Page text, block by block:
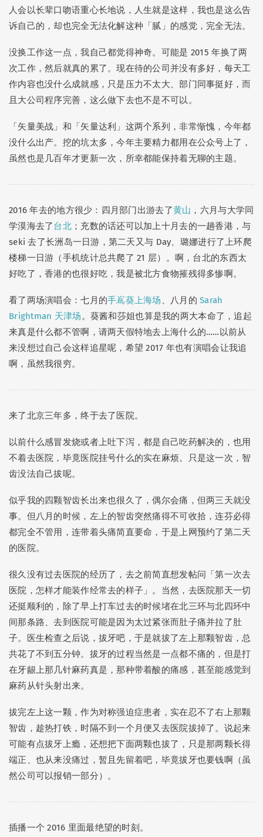
人会以长辈口吻语重心长地说，人生就是这样，我也是这么告
诉自己的，却也完全无法化解这种「腻」的感觉，完全无法。
没换工作这一点，我自己都觉得神奇。可能是 2015 年换了两
次工作，然后就真的累了。现在待的公司并没有多好，每天工
作内容也没什么成就感，只是压力不太大、部门同事挺好，而
且大公司程序完善，这么做下去也不是不可以。
「矢量美战」和「矢量达利」这两个系列，非常惭愧，今年都
没什么出产。挖的坑太多，今年主要精力都用在公众号上了，
虽然也是几百年才更新一次，所幸都能保持着无聊的主题。
2016 年去的地方很少：四月部门出游去了黄山 ，六月与大学同
学漠海去了台北；充数的话还可以加上十月去的一趟香港，与
seki 去了长洲岛一日游，第二天又与 Day、璐娜进行了上环爬
楼梯一日游（手机统计总共爬了 21 层）。啊，台北的东西太
好吃了，香港的也很好吃，我是被北方食物摧残得多惨啊。
看了两场演唱会：七月的手嶌葵上海场 、八月的Sarah
Brightman 天津场。葵酱和莎姐也算是我的两大本命了，追起
来真是什么都不管啊，请两天假特地去上海什么的……以前从
来没想过自己会这样追星呢，希望 2017 年也有演唱会让我追
啊，虽然我很穷。
来了北京三年多，终于去了医院。
以前什么感冒发烧或者上吐下泻，都是自己吃药解决的，也用
不着去医院，毕竟医院挂号什么的实在麻烦。只是这一次，智
齿没法自己拔呢。
似乎我的四颗智齿长出来也很久了，偶尔会痛，但两三天就没
事。但八月的时候，左上的智齿突然痛得不可收拾，连芬必得
都完全不管用，连带着头痛简直要命，于是上网预约了第二天
的医院。
很久没有过去医院的经历了，去之前简直想发帖问「第一次去
医院，怎样才能装作经常去的样子」。当然，去医院那天一切
还挺顺利的，除了早上打车过去的时候堵在北三环与北四环中
间那条路、去到医院可能是因为太过紧张而肚子痛并拉了肚
子。医生检查之后说，拔牙吧，于是就拔了左上那颗智齿，总
共花了不到五分钟。拔牙的过程当然是一点都不痛的，但是打
在牙龈上那几针麻药真是，那种带着酸的痛感，甚至能感觉到
麻药从针头射出来。
拔完左上这一颗，作为对称强迫症患者，实在忍不了右上那颗
智齿，趁热打铁，时隔不到一个月便又去医院拔掉了。说起来
可能有点拔牙上瘾，还想把下面两颗也拔了，只是那两颗长得
端正、也从来没痛过，暂且先留着吧，毕竟拔牙也要钱啊（虽
然公司可以报销一部分）。
插播一个 2016 里面最绝望的时刻。
Peggy: 把以前的存货重新发布一遍呗
Peggy: 新时代，可以开个小红书账号了，小众圈子特别适合～
Alex: 完结撒花！
Peggy : 啥重大决定？ 真的好多绿油油草猫！那张图可以发红薯了～
yiqiu: 道老师的灯箱令人打开了谷子收纳的新思路！
Sam Wanng
Seki | 繪事後素